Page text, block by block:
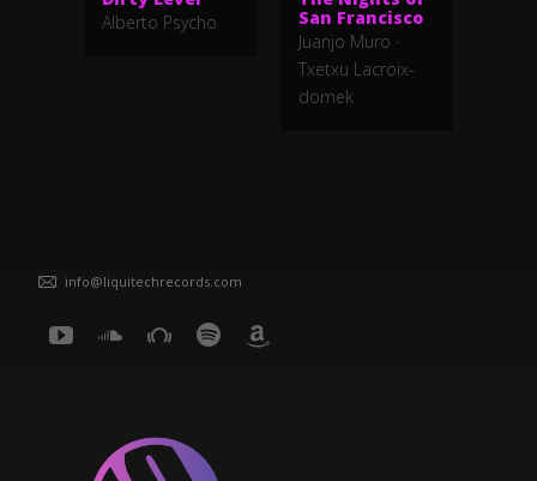
Alberto Psycho
San Francisco
Juanjo Muro ·
Txetxu Lacroix-
domek
info@liquitechrecords.com